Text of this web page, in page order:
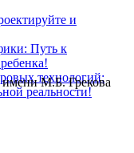
и
Путь к
технологий:
реальности!
имени М.Б. Грекова